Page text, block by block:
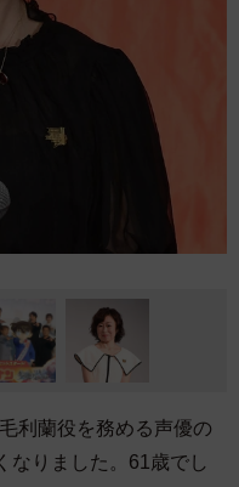
利蘭役を務める声優の
なりました。61歳でし